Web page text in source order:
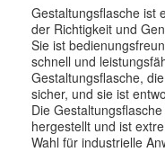
Gestaltungsflasche ist
der Richtigkeit und
Sie ist
schnell und
Gestaltungsflasche,
sicher, und sie ist
Die
hergestellt und ist
Wahl für industrielle